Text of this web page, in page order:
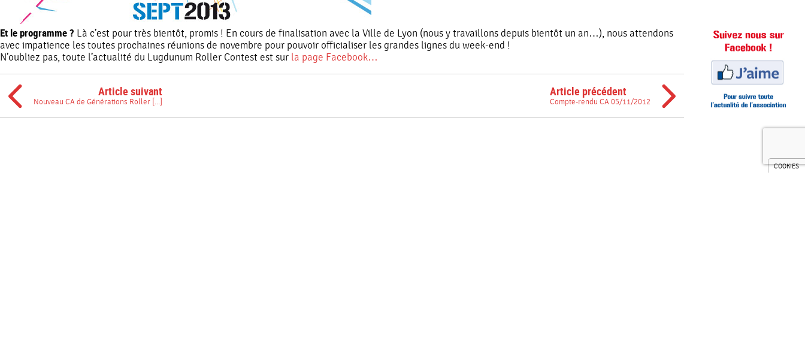
Et le programme ? Là c’est pour très bientôt, promis ! En cours de finalisation avec la Ville de Lyon (nous y travaillons depuis bientôt un an…), nous attendons
avec impatience les toutes prochaines réunions de novembre pour pouvoir officialiser les grandes lignes du week-end !
N’oubliez pas, toute l’actualité du Lugdunum Roller Contest est sur la page Facebook…
Article suivant
Nouveau CA de Générations Roller [...]
Article précédent
Compte-rendu CA 05/11/2012